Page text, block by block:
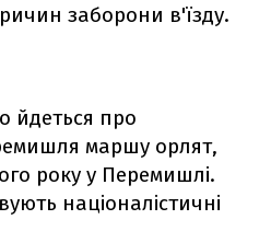
заборони в'їзду.
йдеться про
маршу орлят,
року у Перемишлі.
націоналістичні